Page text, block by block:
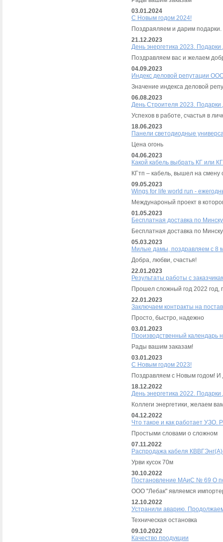
03.01.2024
C Новым годом 2024!
Поздраяляем и дарим подарки.
21.12.2023
День энергетика 2023.
Поздравляем вас и желаем
04.09.2023
Индекс деловой репутации
Значение индекса деловой
06.08.2023
День Строителя 2023.
Успехов в работе, счастья в
18.06.2023
Панели светодиодные
Цена огонь
04.06.2023
Какой кабель выбрать КГ или
КГтп – кабель, вышел на смену
09.05.2023
Wings for life world run -
Междунароный проект в
01.05.2023
Бесплатная доставка по Минску
Бесплатная доставка по
05.03.2023
Милые дамы, поздравляем с 8
Добра, любви, счастья!
22.01.2023
Результаты работы с
Прошел сложный год 2022 год,
22.01.2023
Заключаем контракты на
Просто, быстро, надежно
03.01.2023
Производственный календарь
Рады вашим заказам!
03.01.2023
С Новым годом 2023!
Поздравляем с Новым годом! И
18.12.2022
День энергетика 2022.
Коллеги энергетики, желаем
04.12.2022
Что такое и как работает УЗО.
Простыми словами о сложном
07.11.2022
Распродажа кабеля
Урви кусок 70м
30.10.2022
Постановление МАиС № 69 О
ООО "Лебак" являемся
12.10.2022
Устранили аварию.
Техническая остановка
09.10.2022
Качество продукции